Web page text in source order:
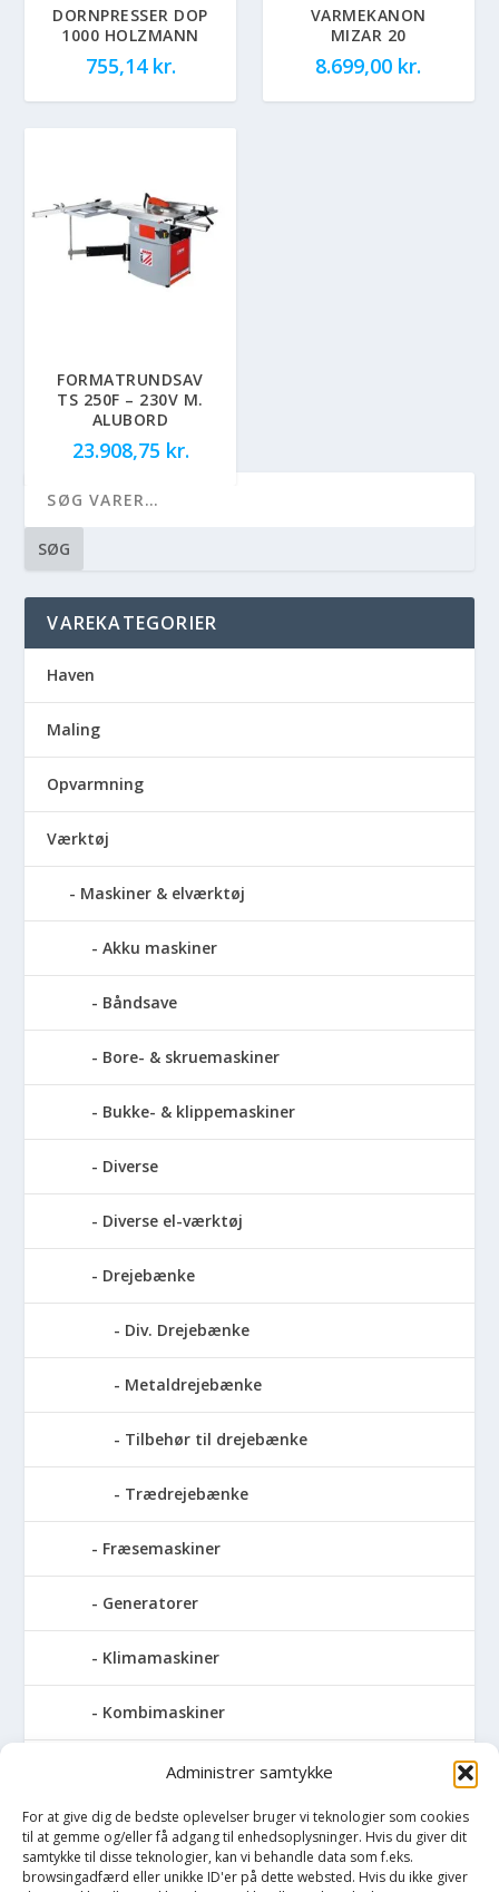
Administrer samtykke
For at give dig de bedste oplevelser bruger vi teknologier som cookies
til at gemme og/eller få adgang til enhedsoplysninger. Hvis du giver dit
samtykke til disse teknologier, kan vi behandle data som f.eks.
browsingadfærd eller unikke ID'er på dette websted. Hvis du ikke giver
DORNPRESSER DOP
1000 HOLZMANN
755,14 kr.
VARMEKANON
MIZAR 20
8.699,00 kr.
FORMATRUNDSAV
TS 250F – 230V M.
ALUBORD
23.908,75 kr.
SØG
VAREKATEGORIER
Haven
Maling
Opvarmning
Værktøj
Maskiner & elværktøj
Akku maskiner
Båndsave
Bore- & skruemaskiner
Bukke- & klippemaskiner
Diverse
Diverse el-værktøj
Drejebænke
Div. Drejebænke
Metaldrejebænke
Tilbehør til drejebænke
Trædrejebænke
Fræsemaskiner
Generatorer
Klimamaskiner
Kombimaskiner
Kompressor
Pressemaskiner
Save